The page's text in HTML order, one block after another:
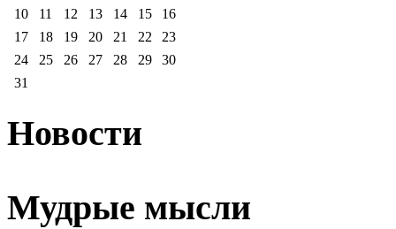
10
11 12 13 14 15
16
17
18 19 20 21 22
23
24
25 26 27 28 29
30
31
Новости
Мудрые мысли